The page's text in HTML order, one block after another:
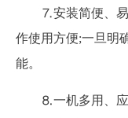
⒎安装简便、
作使用方便;一旦明
能。
⒏一机多用、